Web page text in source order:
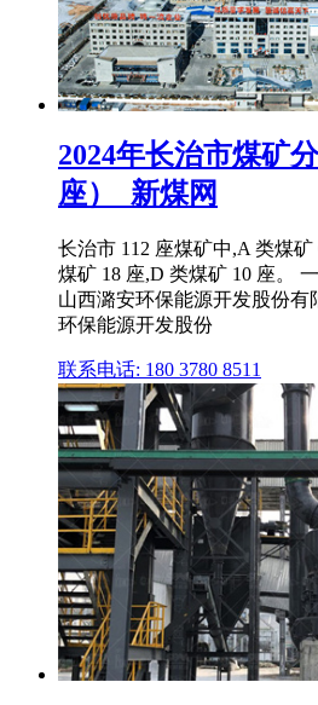
2024年长治市煤矿
座）_新煤网
长治市 112 座煤矿中,A 类煤
煤矿 18 座,D 类煤矿 10 座。
山西潞安环保能源开发股份有
环保能源开发股份
联系电话: 180 3780 8511